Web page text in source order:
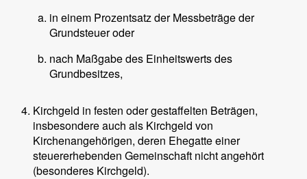
in einem Prozentsatz der Messbeträge der
Grundsteuer oder
nach Maßgabe des Einheitswerts des
Grundbesitzes,
Kirchgeld in festen oder gestaffelten Beträgen,
insbesondere auch als Kirchgeld von
Kirchenangehörigen, deren Ehegatte einer
steuererhebenden Gemeinschaft nicht angehört
(besonderes Kirchgeld).